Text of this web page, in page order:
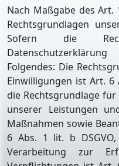
Nach Maßgabe des
Rechtsgrundlagen
Sofern die
Folgendes: Die
Einwilligungen ist Art. 6
die Rechtsgrundlage
unserer Leistungen
Maßnahmen sowie
6 Abs. 1 lit. b
Verarbeitung zur